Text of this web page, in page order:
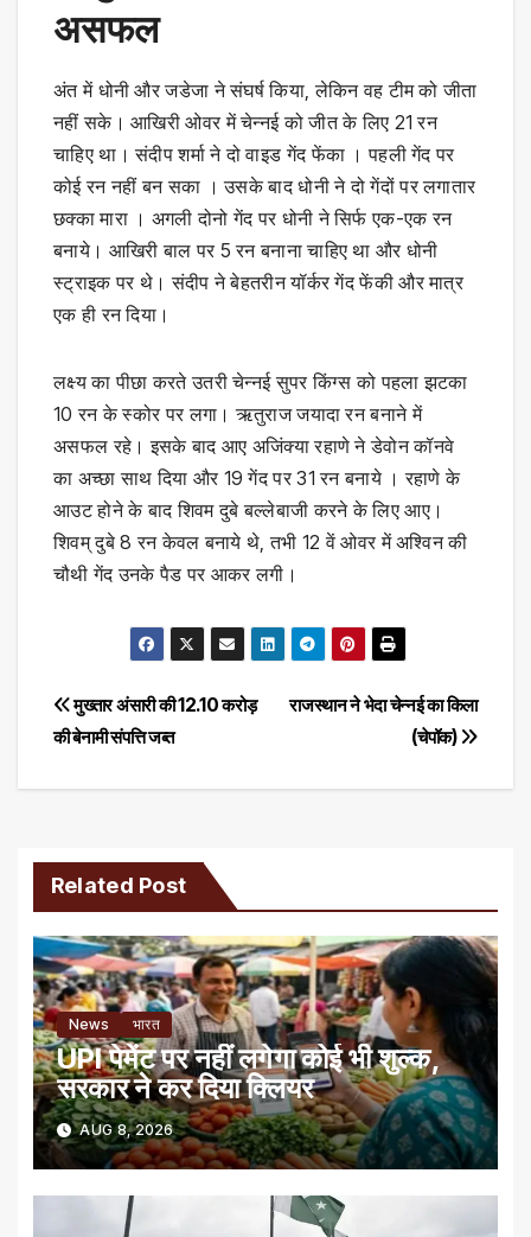
असफल
अंत में धोनी और जडेजा ने संघर्ष किया, लेकिन वह टीम को जीता
नहीं सके। आखिरी ओवर में चेन्नई को जीत के लिए 21 रन
चाहिए था। संदीप शर्मा ने दो वाइड गेंद फेंका । पहली गेंद पर
कोई रन नहीं बन सका । उसके बाद धोनी ने दो गेंदों पर लगातार
छक्का मारा । अगली दोनो गेंद पर धोनी ने सिर्फ एक-एक रन
बनाये। आखिरी बाल पर 5 रन बनाना चाहिए था और धोनी
स्ट्राइक पर थे। संदीप ने बेहतरीन यॉर्कर गेंद फेंकी और मात्र
एक ही रन दिया।
लक्ष्य का पीछा करते उतरी चेन्नई सुपर किंग्स को पहला झटका
10 रन के स्कोर पर लगा। ऋतुराज जयादा रन बनाने में
असफल रहे। इसके बाद आए अजिंक्या रहाणे ने डेवोन कॉनवे
का अच्छा साथ दिया और 19 गेंद पर 31 रन बनाये । रहाणे के
आउट होने के बाद शिवम दुबे बल्लेबाजी करने के लिए आए।
शिवम् दुबे 8 रन केवल बनाये थे, तभी 12 वें ओवर में अश्विन की
चौथी गेंद उनके पैड पर आकर लगी।
Post
navigation
राजस्थान ने भेदा चेन्नई का किला
(चेपॉक)
मुख्तार अंसारी की 12.10 करोड़
की बेनामी संपत्ति जब्त
Related Post
News भारत
UPI पेमेंट पर नहीं लगेगा कोई भी शुल्क,
सरकार ने कर दिया क्लियर
AUG 8, 2026